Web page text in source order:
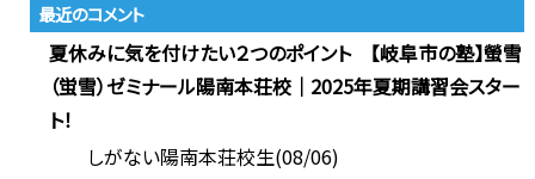
最近のコメント
夏休みに気を付けたい２つのポイント 【岐阜市の塾】螢雪
（蛍雪）ゼミナール陽南本荘校｜2025年夏期講習会スター
ト！
しがない陽南本荘校生(08/06)